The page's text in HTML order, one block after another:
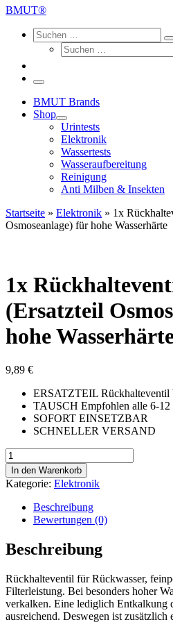
BMUT®
Search
Suche
Suche
Menü
BMUT Brands
Shop
Urintests
Elektronik
Wassertests
Wasseraufbereitung
Reinigung
Anti Milben & Insekten
Startseite » Elektronik » 1x
Osmoseanlage) für hohe Wasserhärte
1x
(Ersatzteil
hohe
9,89 €
ERSATZTEIL Rückhalteventil
TAUSCH Empfohlen alle 6-12
SOFORT EINSETZBAR
SCHNELLER VERSAND
1x
Rückhalteventil
mit
Pfeil
(Ersatzteil
Osmoseanlage)
hohe
Wasserhärte
In den Warenkorb
Kategorie: Elektronik
Beschreibung
Bewertungen (0)
Beschreibung
Rückhalteventil für Rückwasser,
Filterleistung. Bei besonders hoher
verkalken. Eine lediglich Entkalkung
ausreichend. Deswegen ist zusätzlich